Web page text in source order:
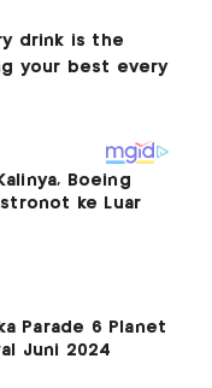
Boeing
ke Luar
Parade 6 Planet
Juni 2024